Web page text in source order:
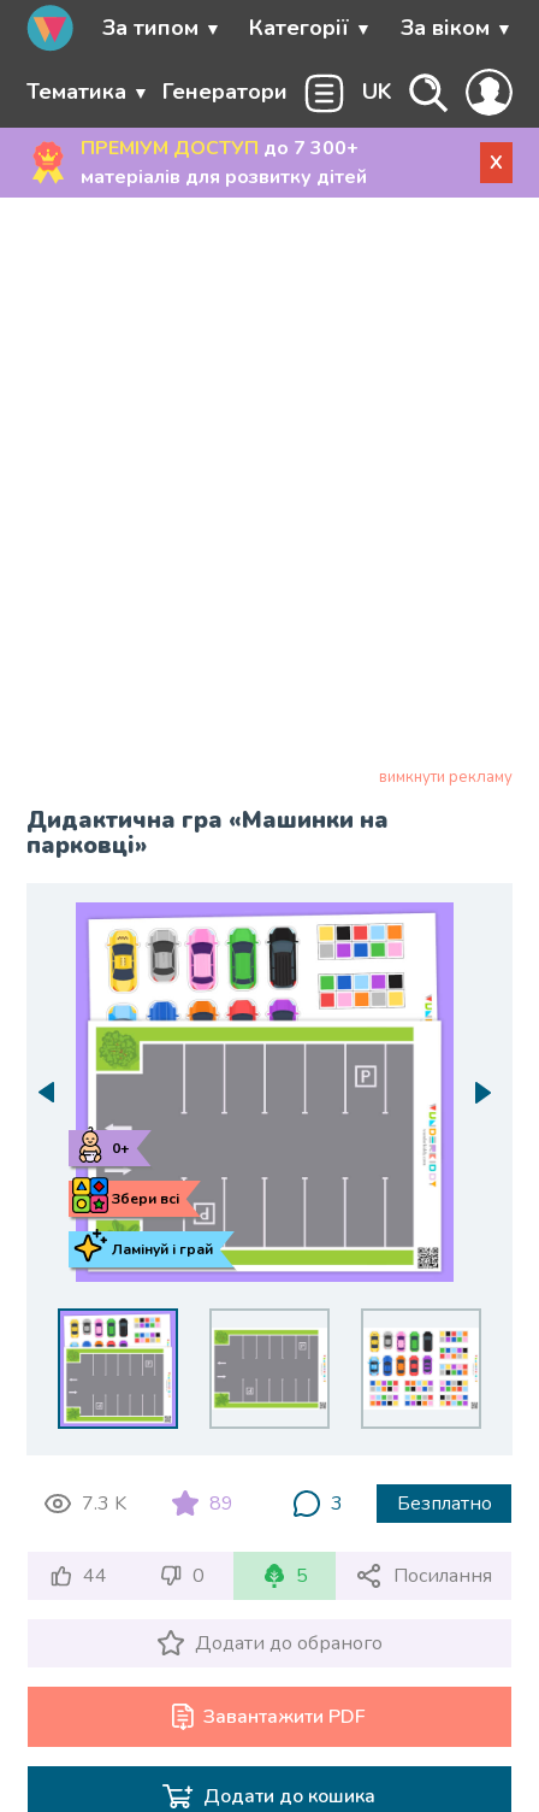
За типом Категорії За віком
Тематика Генератори UK
ПРЕМІУМ ДОСТУП до 7 300+
матеріалів для розвитку дітей
X
вимкнути рекламу
Дидактична гра «Машинки на
парковці»
Ламінуй і грай
Збери всі
0+
7.3 K 89 3 Безплатно
44 0 5 Посилання
Додати до обраного
Завантажити PDF
Додати до кошика